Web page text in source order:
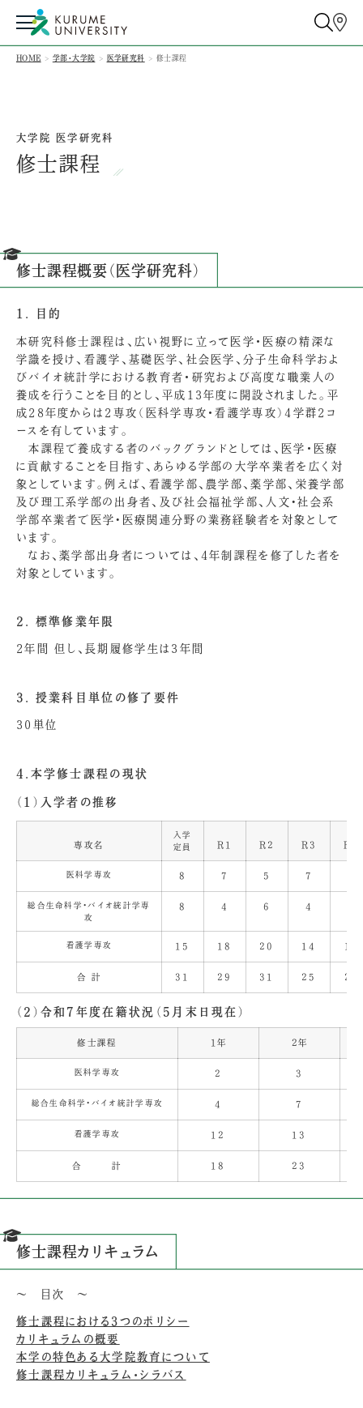
HOME 学部・大学院 医学研究科 修士課程
大学院 医学研究科
修士課程
修士課程概要（医学研究科）
1. 目的
本研究科修士課程は、広い視野に立って医学・医療の精深な
学識を授け、看護学、基礎医学、社会医学、分子生命科学およ
びバイオ統計学における教育者・研究および高度な職業人の
養成を行うことを目的とし、平成13年度に開設されました。平
成28年度からは2専攻（医科学専攻・看護学専攻）4学群2コ
ースを有しています。
本課程で養成する者のバックグランドとしては、医学・医療
に貢献することを目指す、あらゆる学部の大学卒業者を広く対
象としています。例えば、看護学部、農学部、薬学部、栄養学部
及び理工系学部の出身者、及び社会福祉学部、人文･社会系
学部卒業者で医学･医療関連分野の業務経験者を対象として
います。
なお、薬学部出身者については、4年制課程を修了した者を
対象としています。
2. 標準修業年限
2年間 但し、長期履修学生は3年間
3. 授業科目単位の修了要件
30単位
4.本学修士課程の現状
（1）入学者の推移
専攻名
入学
定員
R1 R2 R3 R4
医科学専攻 8 7 5 7
総合生命科学・バイオ統計学専
攻
8 4 6 4
看護学専攻 15 18 20 14 13
合 計 31 29 31 25 24
（2）令和7年度在籍状況（5月末日現在）
修士課程 １年 ２年
医科学専攻 2 3
総合生命科学・バイオ統計学専攻 4 7
看護学専攻 12 13
合 計 18 23
修士課程カリキュラム
～ 目次 ～
修士課程における3つのポリシー
カリキュラムの概要
本学の特色ある大学院教育について
修士課程カリキュラム・シラバス